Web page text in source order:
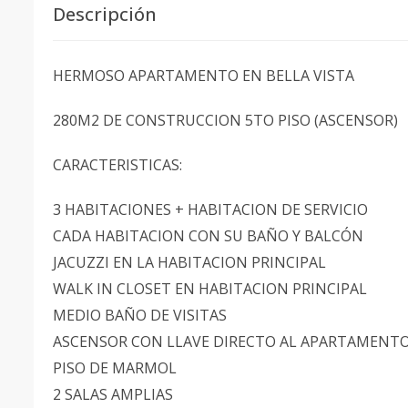
Descripción
HERMOSO APARTAMENTO EN BELLA VISTA
280M2 DE CONSTRUCCION 5TO PISO (ASCENSOR)
CARACTERISTICAS:
3 HABITACIONES + HABITACION DE SERVICIO
CADA HABITACION CON SU BAÑO Y BALCÓN
JACUZZI EN LA HABITACION PRINCIPAL
WALK IN CLOSET EN HABITACION PRINCIPAL
MEDIO BAÑO DE VISITAS
ASCENSOR CON LLAVE DIRECTO AL
PISO DE MARMOL
2 SALAS AMPLIAS